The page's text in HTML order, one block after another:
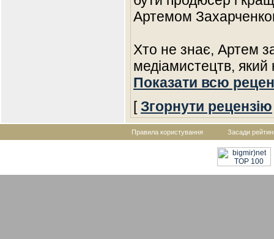
Артемом
Хто не знає, Артем
медіамистецтв,
Показати всю
[Згорнути рецензію
Правила користування Засади